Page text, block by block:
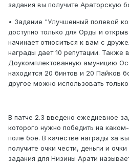
задания вы получите Араторскую
• Задание "Улучшенный полевой
доступно только для Орды и
начинает относиться к вам с
награды дает 10 репутации. Также
Доукомплектованную амуницию
находится 20 бинтов и 20 Пайков
другое можно использовать
В патче 2.3 введено ежедневное
которого нужно победить на
поле бое. В качестве награды за
получите очки чести, деньги и
задания для Низины Арати